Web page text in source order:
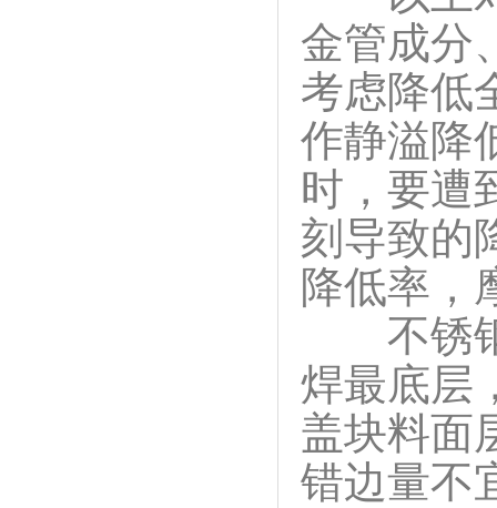
金管成分
考虑降低
作静溢降
时，要遭
刻导致的
降低率，
不锈钢
焊最底层
盖块料面
错边量不